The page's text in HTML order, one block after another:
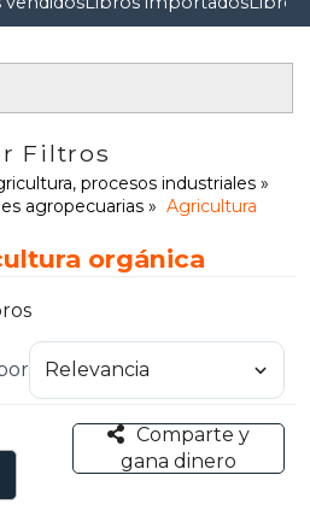
Filtros
procesos industriales
agropecuarias
Agricultura
orgánica
Comparte y
gana dinero